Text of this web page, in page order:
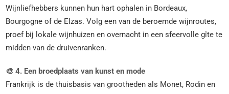
Wijnliefhebbers kunnen hun hart ophalen in Bordeaux,
Bourgogne of de Elzas. Volg een van de beroemde wijnroutes,
proef bij lokale wijnhuizen en overnacht in een sfeervolle gîte te
midden van de druivenranken.
🎨 4. Een broedplaats van kunst en mode
Frankrijk is de thuisbasis van grootheden als Monet, Rodin en